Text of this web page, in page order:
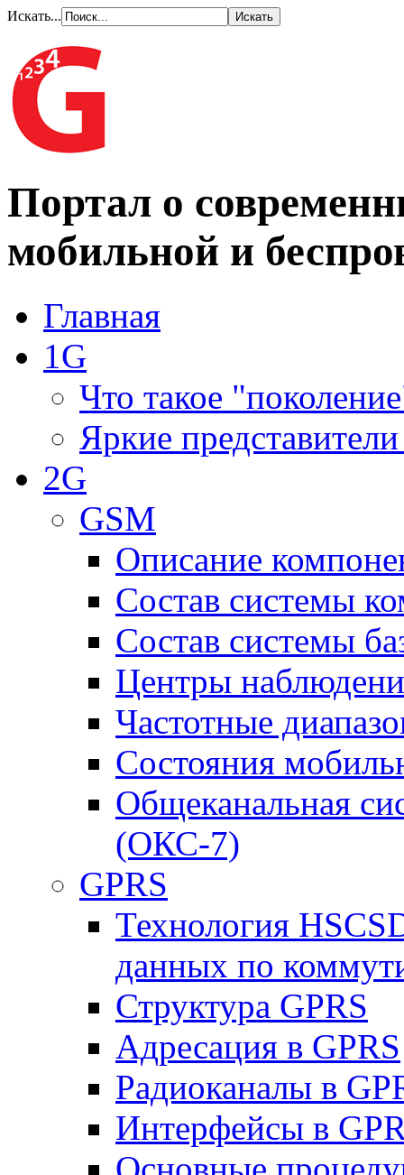
Искать...
Портал о
мобильной и
Главная
1G
Что такое
Яркие
2G
GSM
Описание
Состав системы
Состав системы
Центры
Частотные
Состояния
Общеканальная
(ОКС-7)
GPRS
Технология
данных по
Структура GPRS
Адресация в GPRS
Радиоканалы в
Интерфейсы в